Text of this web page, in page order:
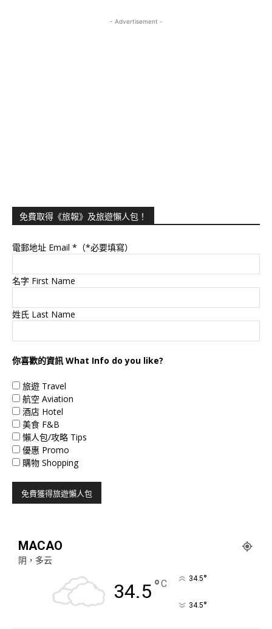
- Advertisement -
免費取得《旅報》及旅遊懶人包！
電郵地址 Email *（*必要填寫）
名字 First Name
姓氏 Last Name
你喜歡的資訊 What Info do you like?
旅遊 Travel
航空 Aviation
酒店 Hotel
美食 F&B
懶人包/攻略 Tips
優惠 Promo
購物 Shopping
MACAO
阴，多云
34.5°C 34.5°
34.5°